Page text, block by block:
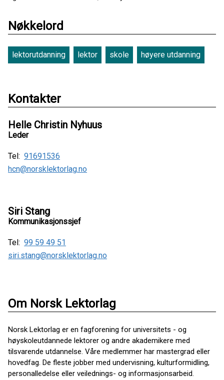
Nøkkelord
lektorutdanning lektor skole høyere utdanning
Kontakter
Helle Christin Nyhuus
Leder
Tel: 91691536
hcn@norsklektorlag.no
Siri Stang
Kommunikasjonssjef
Tel: 99 59 49 51
siri.stang@norsklektorlag.no
Om Norsk Lektorlag
Norsk Lektorlag er en fagforening for universitets - og
høyskoleutdannede lektorer og andre akademikere med
tilsvarende utdannelse. Våre medlemmer har mastergrad eller
hovedfag. De fleste jobber med undervisning, kulturformidling,
personalledelse eller veilednings- og informasjonsarbeid.